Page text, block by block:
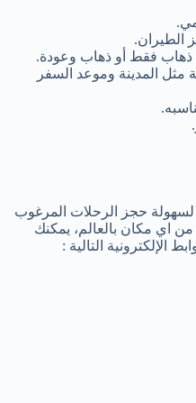
الطيران.
ذهاب فقط أو ذهاب وعودة.
مثل المدينة وموعد السفر
حجز الرحلات المرغوب
من اي مكان بالعالم، يمكنك
الإلكترونية التالية :